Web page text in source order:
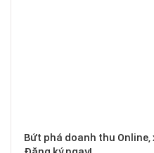
Bứt phá doanh thu